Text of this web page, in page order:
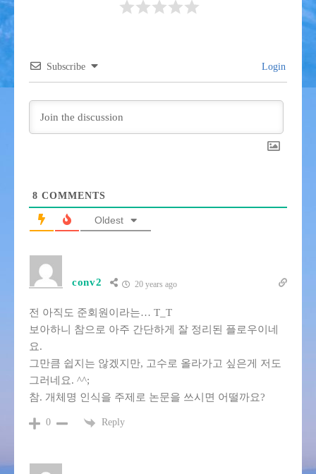
Subscribe Login
8 COMMENTS
Oldest
conv2 20 years ago
전 아직도 준회원이라는… T_T
보아하니 참으로 아주 간단하게 잘 정리된 플로우이네
요.
그만큼 쉽지는 않겠지만, 고수로 올라가고 싶은게 저도
그러네요. ^^;
참. 개체명 인식을 주제로 논문을 쓰시면 어떨까요?
0 Reply